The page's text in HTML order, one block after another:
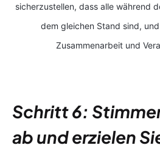
sicherzustellen, dass alle während
dem gleichen Stand sind,
Zusammenarbeit und
Schritt 6:
ab und erzielen